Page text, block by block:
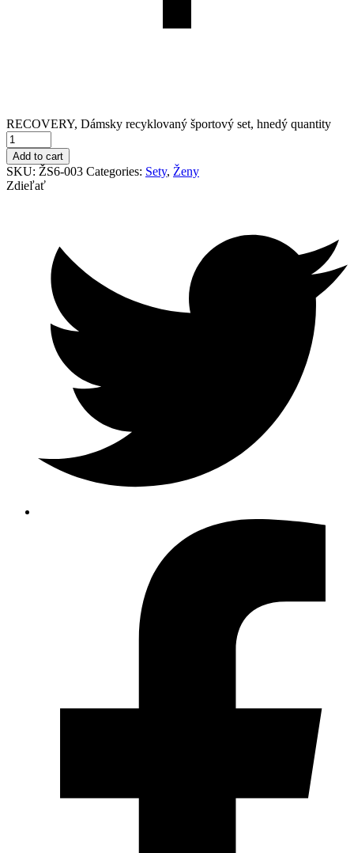
RECOVERY, Dámsky recyklovaný športový set, hnedý quantity
Add to cart
SKU: ŽS6-003 Categories: Sety, Ženy
Zdieľať